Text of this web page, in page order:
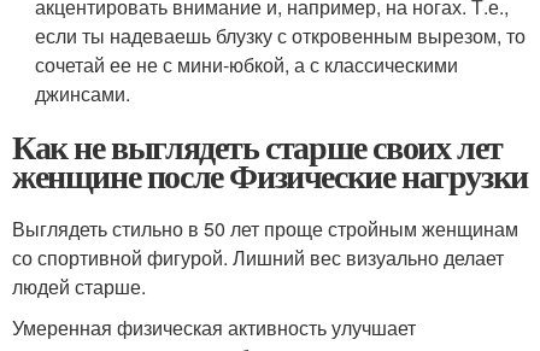
акцентировать внимание и, например, на ногах. Т.е.,
если ты надеваешь блузку с откровенным вырезом, то
сочетай ее не с мини-юбкой, а с классическими
джинсами.
Как не выглядеть старше своих лет
женщине после Физические нагрузки
Выглядеть стильно в 50 лет проще стройным женщинам
со спортивной фигурой. Лишний вес визуально делает
людей старше.
Умеренная физическая активность улучшает